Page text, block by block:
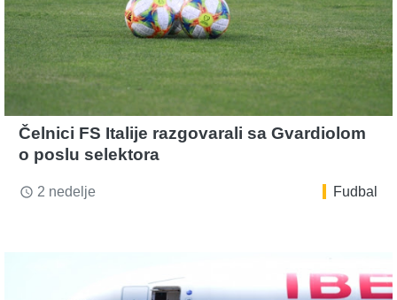
Čelnici FS Italije razgovarali sa Gvardiolom
o poslu selektora
access_time 2 nedelje Fudbal